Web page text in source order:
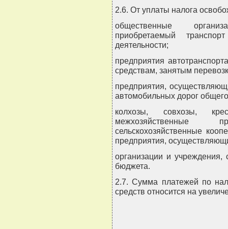
2.6. От уплаты налога
общественные
приобретаемый
деятельности;
предприятия
средствам, занятым
предприятия,
автомобильных дорог
колхозы, совхозы,
межхозяйственные
сельскохозяйственные
предприятия,
организации и учреждения,
бюджета.
2.7. Сумма платежей по
средств относится на